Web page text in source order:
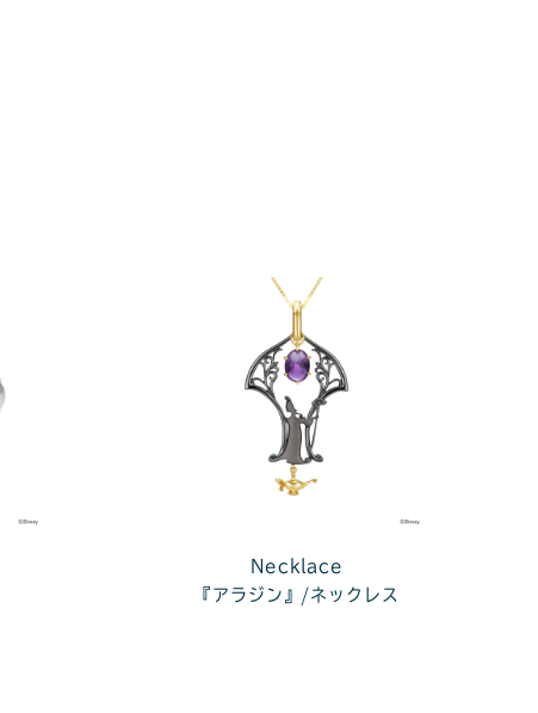
Necklace
『アラジン』/ネックレス